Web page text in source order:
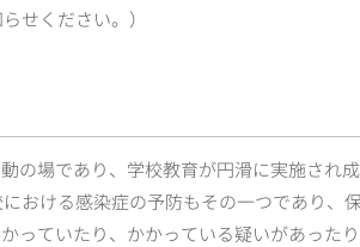
せください。）
の場であり、学校教育が円滑に実施され
おける感染症の予防もその一つであり、
っていたり、かかっている疑いがあった